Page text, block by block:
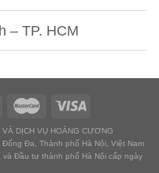
– TP. HCM
HCM
DỊCH VỤ HOÀNG CƯƠNG
Đa, Thành phố Hà Nội, Việt Nam
Đầu tư thành phố Hà Nội cấp ngày